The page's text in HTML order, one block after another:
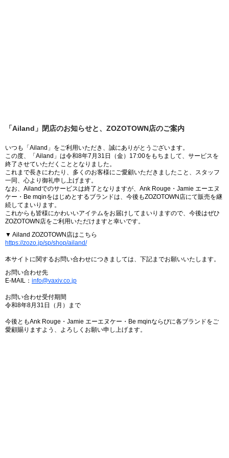
「Ailand」閉店のお知らせと、ZOZOTOWN店のご案内
いつも「Ailand」をご利用いただき、誠にありがとうございます。
この度、「Ailand」は令和8年7月31日（金）17:00をもちまして、サービスを
終了させていただくこととなりました。
これまで長きにわたり、多くのお客様にご愛顧いただきましたこと、スタッフ
一同、心より御礼申し上げます。
なお、Ailandでのサービスは終了となりますが、Ank Rouge・Jamie エーエヌ
ケー・Be mqinをはじめとするブランドは、今後もZOZOTOWN店にて販売を継
続してまいります。
これからも皆様にかわいいアイテムをお届けしてまいりますので、今後はぜひ
ZOZOTOWN店をご利用いただけますと幸いです。
▼ Ailand ZOZOTOWN店はこちら
https://zozo.jp/sp/shop/ailand/
本サイトに関するお問い合わせにつきましては、下記までお願いいたします。
お問い合わせ先
E-MAIL： info@vaxiv.co.jp
お問い合わせ受付期間
令和8年8月31日（月）まで
今後ともAnk Rouge・Jamie エーエヌケー・Be mqinならびに各ブランドをご
愛顧賜りますよう、よろしくお願い申し上げます。